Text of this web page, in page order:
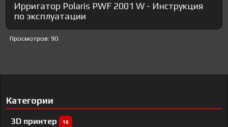
Ирригатор Polaris PWF 2001 W - Инструкция
по эксплуатации
Просмотров: 90
Категории
3D принтер 18